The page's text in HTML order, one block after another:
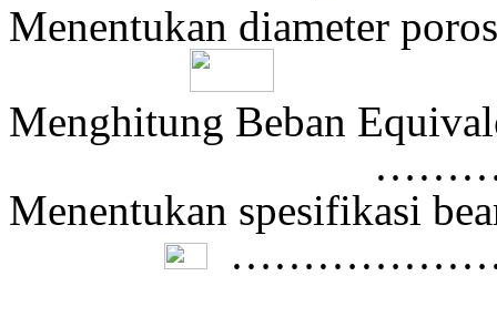
Menentukan diameter poros
Menghitung Beban
Menentukan spesifikasi